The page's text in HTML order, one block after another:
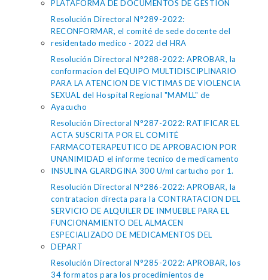
PLATAFORMA DE DOCUMENTOS DE GESTIÓN
Resolución Directoral N°289-2022:
RECONFORMAR, el comité de sede docente del
residentado medico - 2022 del HRA
Resolución Directoral N°288-2022: APROBAR, la
conformacion del EQUIPO MULTIDISCIPLINARIO
PARA LA ATENCION DE VICTIMAS DE VIOLENCIA
SEXUAL del Hospital Regional "MAMLL" de
Ayacucho
Resolución Directoral N°287-2022: RATIFICAR EL
ACTA SUSCRITA POR EL COMITÉ
FARMACOTERAPEUTICO DE APROBACION POR
UNANIMIDAD el informe tecnico de medicamento
INSULINA GLARDGINA 300 U/ml cartucho por 1.
Resolución Directoral N°286-2022: APROBAR, la
contratacion directa para la CONTRATACION DEL
SERVICIO DE ALQUILER DE INMUEBLE PARA EL
FUNCIONAMIENTO DEL ALMACEN
ESPECIALIZADO DE MEDICAMENTOS DEL
DEPART
Resolución Directoral N°285-2022: APROBAR, los
34 formatos para los procedimientos de